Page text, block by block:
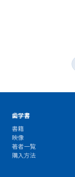
歯学書
書籍
映像
著者一覧
購入方法